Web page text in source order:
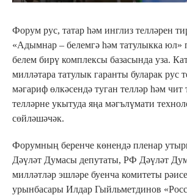
Форум рус, татар һәм инглиз телләрен
«Адымнар – белемгә һәм татулыкка юл»
белем бирү комплексы базасында уза.
милләтара татулык гаранты буларак рус
мәгариф өлкәсендә туган телләр һәм чит
телләрне укытуда яңа мәгълүмати
сөйләшәчәк.
Форумның беренче көнендә пленар
Дәүләт Думасы депутаты, РФ Дәүләт
милләтләр эшләре буенча комитеты
урынбасары Илдар Гыйльметдинов